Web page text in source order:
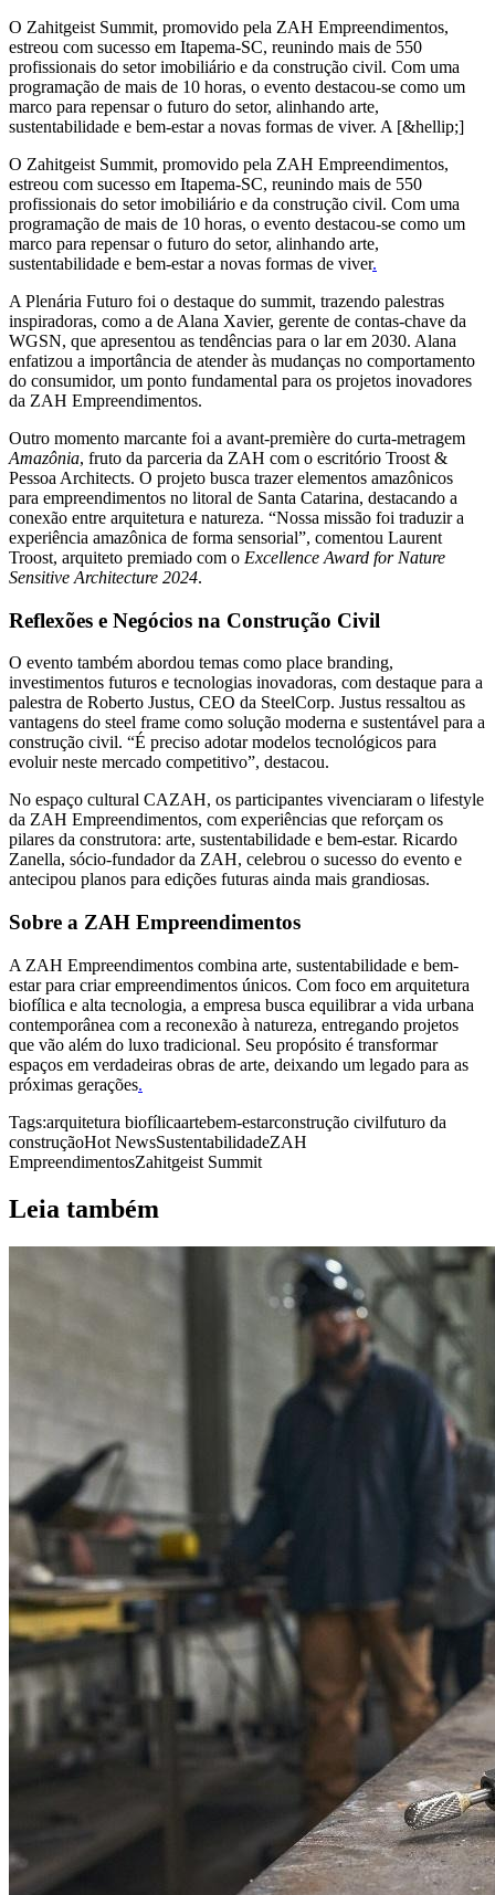
O Zahitgeist Summit, promovido pela ZAH Empreendimentos,
estreou com sucesso em Itapema-SC, reunindo mais de 550
profissionais do setor imobiliário e da construção civil. Com uma
programação de mais de 10 horas, o evento destacou-se como um
marco para repensar o futuro do setor, alinhando arte,
sustentabilidade e bem-estar a novas formas de viver. A [&hellip;]
O Zahitgeist Summit, promovido pela ZAH Empreendimentos,
estreou com sucesso em Itapema-SC, reunindo mais de 550
profissionais do setor imobiliário e da construção civil. Com uma
programação de mais de 10 horas, o evento destacou-se como um
marco para repensar o futuro do setor, alinhando arte,
sustentabilidade e bem-estar a novas formas de viver.
A Plenária Futuro foi o destaque do summit, trazendo palestras
inspiradoras, como a de Alana Xavier, gerente de contas-chave da
WGSN, que apresentou as tendências para o lar em 2030. Alana
enfatizou a importância de atender às mudanças no comportamento
do consumidor, um ponto fundamental para os projetos inovadores
da ZAH Empreendimentos.
Outro momento marcante foi a avant-première do curta-metragem
Amazônia, fruto da parceria da ZAH com o escritório Troost &
Pessoa Architects. O projeto busca trazer elementos amazônicos
para empreendimentos no litoral de Santa Catarina, destacando a
conexão entre arquitetura e natureza. “Nossa missão foi traduzir a
experiência amazônica de forma sensorial”, comentou Laurent
Troost, arquiteto premiado com o Excellence Award for Nature
Sensitive Architecture 2024.
Reflexões e Negócios na Construção Civil
O evento também abordou temas como place branding,
investimentos futuros e tecnologias inovadoras, com destaque para a
palestra de Roberto Justus, CEO da SteelCorp. Justus ressaltou as
vantagens do steel frame como solução moderna e sustentável para a
construção civil. “É preciso adotar modelos tecnológicos para
evoluir neste mercado competitivo”, destacou.
No espaço cultural CAZAH, os participantes vivenciaram o lifestyle
da ZAH Empreendimentos, com experiências que reforçam os
pilares da construtora: arte, sustentabilidade e bem-estar. Ricardo
Zanella, sócio-fundador da ZAH, celebrou o sucesso do evento e
antecipou planos para edições futuras ainda mais grandiosas.
Sobre a ZAH Empreendimentos
A ZAH Empreendimentos combina arte, sustentabilidade e bem-
estar para criar empreendimentos únicos. Com foco em arquitetura
biofílica e alta tecnologia, a empresa busca equilibrar a vida urbana
contemporânea com a reconexão à natureza, entregando projetos
que vão além do luxo tradicional. Seu propósito é transformar
espaços em verdadeiras obras de arte, deixando um legado para as
próximas gerações.
Tags:arquitetura biofílicaartebem-estarconstrução civilfuturo da
construçãoHot NewsSustentabilidadeZAH
EmpreendimentosZahitgeist Summit
Leia também